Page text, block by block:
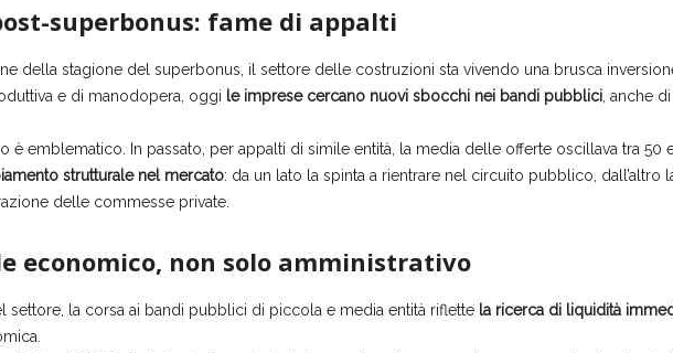
superbonus: fame di appalti
della stagione del superbonus, il settore delle costruzioni sta vivendo una brusca
e di manodopera, oggi le imprese cercano nuovi sbocchi nei bandi pubblici, anche
è emblematico. In passato, per appalti di simile entità, la media delle offerte oscillava tra
strutturale nel mercato: da un lato la spinta a rientrare nel circuito pubblico, dall’altro
delle commesse private.
economico, non solo amministrativo
settore, la corsa ai bandi pubblici di piccola e media entità riflette la ricerca di liquidità